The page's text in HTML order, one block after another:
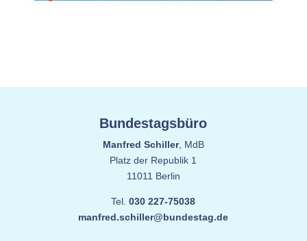
Bundestagsbüro
Manfred Schiller, MdB
Platz der Republik 1
11011 Berlin
Tel.030 227-75038
manfred.schiller@bundestag.de